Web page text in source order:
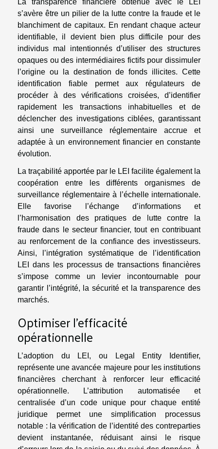
s’avère être un pilier de la lutte contre la fraude et le
blanchiment de capitaux. En rendant chaque acteur
identifiable, il devient bien plus difficile pour des
individus mal intentionnés d’utiliser des structures
opaques ou des intermédiaires fictifs pour dissimuler
l’origine ou la destination de fonds illicites. Cette
identification fiable permet aux régulateurs de
procéder à des vérifications croisées, d’identifier
rapidement les transactions inhabituelles et de
déclencher des investigations ciblées, garantissant
ainsi une surveillance réglementaire accrue et
adaptée à un environnement financier en constante
évolution.
La traçabilité apportée par le LEI facilite également la
coopération entre les différents organismes de
surveillance réglementaire à l’échelle internationale.
Elle favorise l’échange d’informations et
l’harmonisation des pratiques de lutte contre la
fraude dans le secteur financier, tout en contribuant
au renforcement de la confiance des investisseurs.
Ainsi, l’intégration systématique de l’identification
LEI dans les processus de transactions financières
s’impose comme un levier incontournable pour
garantir l’intégrité, la sécurité et la transparence des
marchés.
Optimiser l’efficacité
opérationnelle
L’adoption du LEI, ou Legal Entity Identifier,
représente une avancée majeure pour les institutions
financières cherchant à renforcer leur efficacité
opérationnelle. L’attribution automatisée et
centralisée d’un code unique pour chaque entité
juridique permet une simplification processus
notable : la vérification de l’identité des contreparties
devient instantanée, réduisant ainsi le risque